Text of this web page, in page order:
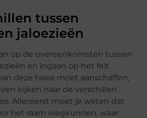
tussen
jaloezieën
op de overeenkomsten tussen
en ingaan op het feit
deze twee moet aanschaffen,
kijken naar de verschillen
Allereerst moet je weten dat
het raam wegkunnen, waar